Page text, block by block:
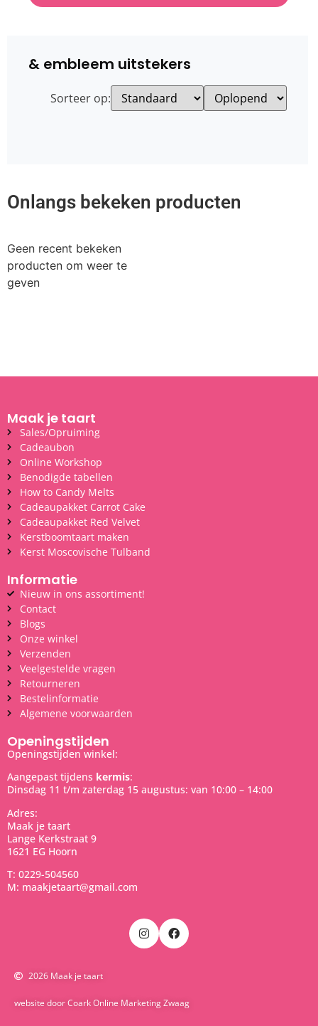
& embleem uitstekers
Sorteer op:
Onlangs bekeken producten
Geen recent bekeken
producten om weer te
geven
Maak je taart
Sales/Opruiming
Cadeaubon
Online Workshop
Benodigde tabellen
How to Candy Melts
Cadeaupakket Carrot Cake
Cadeaupakket Red Velvet
Kerstboomtaart maken
Kerst Moscovische Tulband
Informatie
Nieuw in ons assortiment!
Contact
Blogs
Onze winkel
Verzenden
Veelgestelde vragen
Retourneren
Bestelinformatie
Algemene voorwaarden
Openingstijden
Openingstijden winkel:
Aangepast tijdens kermis:
Dinsdag 11 t/m zaterdag 15 augustus: van 10:00 – 14:00
Adres:
Maak je taart
Lange Kerkstraat 9
1621 EG Hoorn
T: 0229-504560
M: maakjetaart@gmail.com
2026 Maak je taart
website door Coark Online Marketing Zwaag